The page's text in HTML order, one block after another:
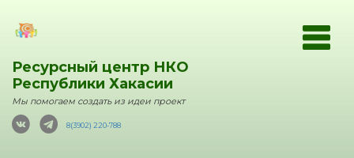
Ресурсный центр НКО
Республики Хакасии
Мы помогаем создать из идеи проект
8(3902) 220-788